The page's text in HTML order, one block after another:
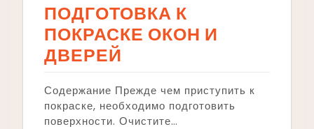
ПОДГОТОВКА К
ПОКРАСКЕ ОКОН И
ДВЕРЕЙ
Содержание Прежде чем приступить к
покраске, необходимо подготовить
поверхности. Очистите…